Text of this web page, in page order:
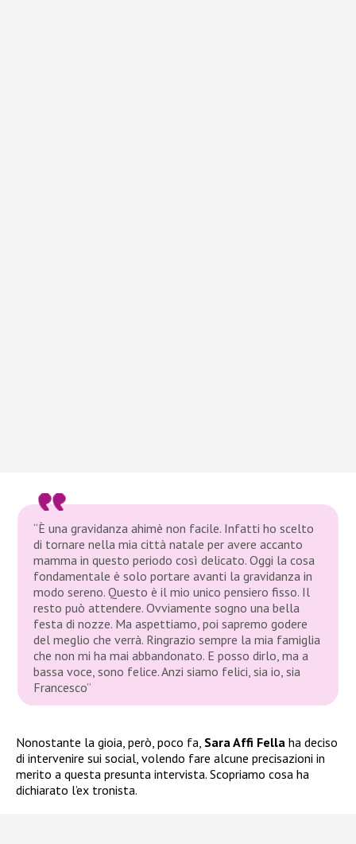
“È una gravidanza ahimè non facile. Infatti ho scelto
di tornare nella mia città natale per avere accanto
mamma in questo periodo così delicato. Oggi la cosa
fondamentale è solo portare avanti la gravidanza in
modo sereno. Questo è il mio unico pensiero fisso. Il
resto può attendere. Ovviamente sogno una bella
festa di nozze. Ma aspettiamo, poi sapremo godere
del meglio che verrà. Ringrazio sempre la mia famiglia
che non mi ha mai abbandonato. E posso dirlo, ma a
bassa voce, sono felice. Anzi siamo felici, sia io, sia
Francesco”
Nonostante la gioia, però, poco fa, Sara Affi Fella ha deciso
di intervenire sui social, volendo fare alcune precisazioni in
merito a questa presunta intervista. Scopriamo cosa ha
dichiarato l’ex tronista.